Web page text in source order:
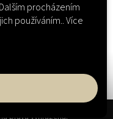
procházením
používáním.. Více
práva vyhrazena.